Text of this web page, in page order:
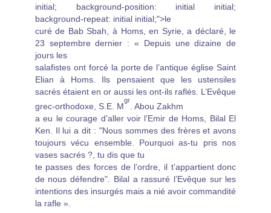
initial; background-position: initial initial;
background-repeat: initial initial;">le
curé de Bab Sbah, à Homs, en Syrie, a déclaré, le
23 septembre dernier : « Depuis une dizaine de
jours les
salafistes ont forcé la porte de l’antique église Saint
Elian à Homs. Ils pensaient que les ustensiles
sacrés étaient en or aussi les ont-ils raflés. L’Evêque
grec-orthodoxe, S.E. M
gr
. Abou Zakhm
a eu le courage d’aller voir l’Emir de Homs, Bilal El
Ken. Il lui a dit : "Nous sommes des frères et avons
toujours vécu ensemble. Pourquoi as-tu pris nos
vases sacrés ?, tu dis que tu
te passes des forces de l’ordre, il t’appartient donc
de nous défendre". Bilal a rassuré l’Evêque sur les
intentions des insurgés mais a nié avoir commandité
la rafle ».